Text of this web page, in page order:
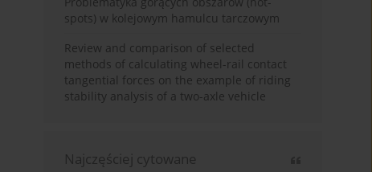
spots) w kolejowym hamulcu tarczowym
Review and comparison of selected
methods of calculating wheel-rail contact
tangential forces on the example of riding
stability analysis of a two-axle vehicle
Najczęściej cytowane